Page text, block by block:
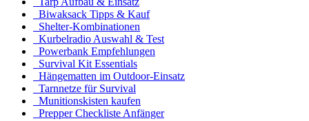
Biwaksack Tipps & Kauf
Shelter-Kombinationen
Kurbelradio Auswahl & Test
Powerbank Empfehlungen
Survival Kit Essentials
Hängematten im Outdoor-Einsatz
Tarnnetze für Survival
Munitionskisten kaufen
Prepper Checkliste Anfänger